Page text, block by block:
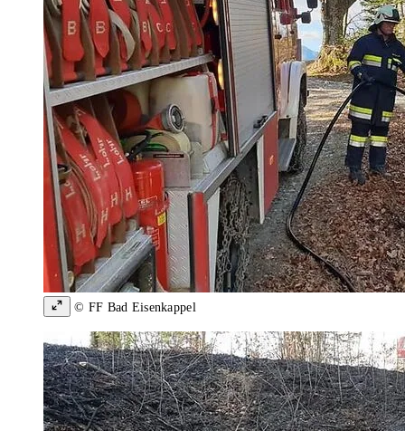
© FF Bad Eisenkappel